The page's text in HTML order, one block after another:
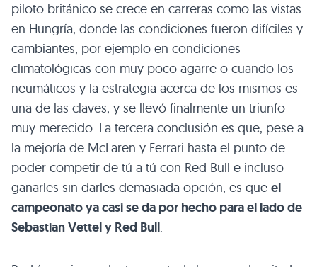
piloto británico se crece en carreras como las vistas
en Hungría, donde las condiciones fueron difíciles y
cambiantes, por ejemplo en condiciones
climatológicas con muy poco agarre o cuando los
neumáticos y la estrategia acerca de los mismos es
una de las claves, y se llevó finalmente un triunfo
muy merecido. La tercera conclusión es que, pese a
la mejoría de McLaren y Ferrari hasta el punto de
poder competir de tú a tú con Red Bull e incluso
ganarles sin darles demasiada opción, es que el
campeonato ya casi se da por hecho para el lado de
Sebastian Vettel y Red Bull.